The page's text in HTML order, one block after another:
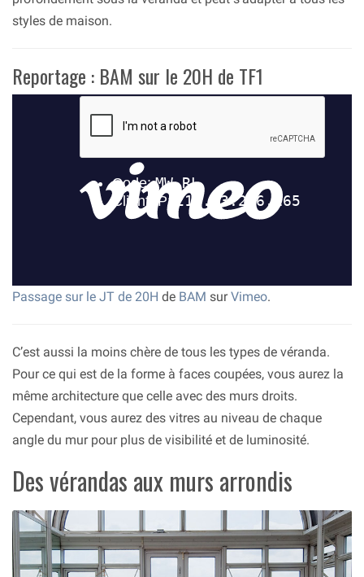
styles de maison.
Reportage : BAM sur le 20H de TF1
Passage sur le JT de 20H de BAM surVimeo.
C’est aussi la moins chère de tous les types de véranda.
Pour ce qui est de la forme à faces coupées, vous aurez la
même architecture que celle avec des murs droits.
Cependant, vous aurez des vitres au niveau de chaque
angle du mur pour plus de visibilité et de luminosité.
Des vérandas aux murs arrondis